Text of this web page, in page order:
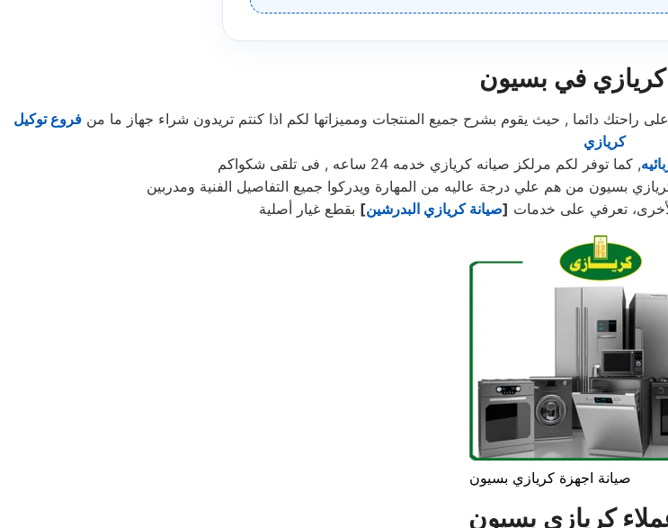
كريازي في بسيون
دائما , حيث يقوم بشرح جميع المنتجات ومميزاتها لكم اذا كنتم تريدون شراء جهاز ما من فروع توكيل
كريازي
, كما توفر لكم مرلكز صيانه كريازي خدمه 24 ساعه , فى تلقى شكواكم
بسيون من هم علي درجة عاليه من المهارة ويدركوا جميع التفاصيل الفنية ومدربين
تعرفي على خدمات [صيانة كريازي البدرشين]
صيانة اجهزة كريازي بسيون
كريازي بسيون